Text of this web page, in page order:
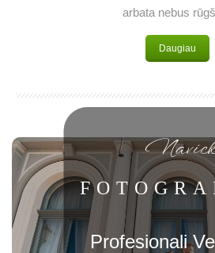
arbata nebus
Daugiau
Profesionali